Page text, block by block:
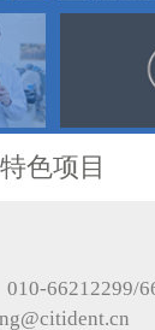
特色项目
010-66212299/